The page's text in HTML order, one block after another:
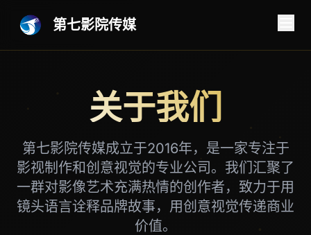
第七影院传媒
关于我们
第七影院传媒成立于2016年，是一家专注于
影视制作和创意视觉的专业公司。我们汇聚了
一群对影像艺术充满热情的创作者，致力于用
镜头语言诠释品牌故事，用创意视觉传递商业
价值。